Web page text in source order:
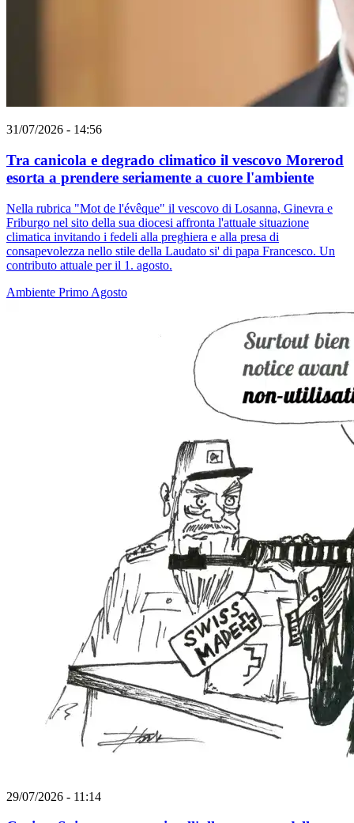
31/07/2026 - 14:56
Tra canicola e degrado climatico il vescovo Morerod
esorta a prendere seriamente a cuore l'ambiente
Nella rubrica "Mot de l'évêque" il vescovo di Losanna, Ginevra e
Friburgo nel sito della sua diocesi affronta l'attuale situazione
climatica invitando i fedeli alla preghiera e alla presa di
consapevolezza nello stile della Laudato si' di papa Francesco. Un
contributo attuale per il 1. agosto.
Ambiente Primo Agosto
29/07/2026 - 11:14